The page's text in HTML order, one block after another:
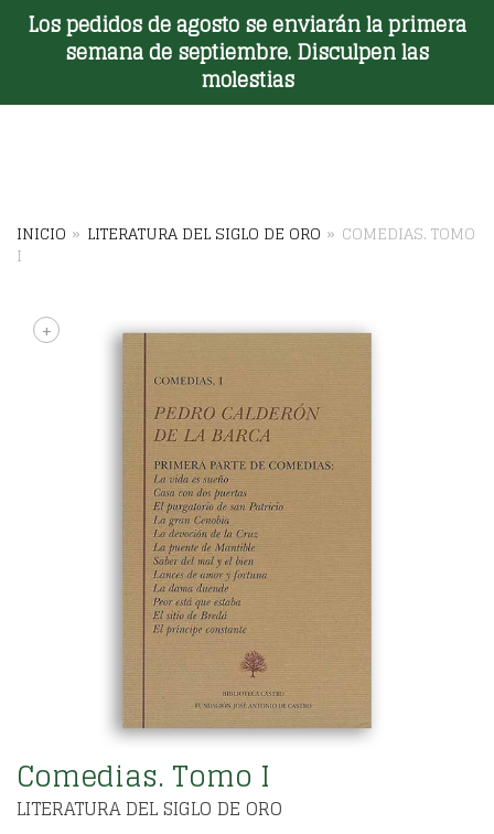
Los pedidos de agosto se enviarán la primera
semana de septiembre. Disculpen las
molestias
Toggle Menu
INICIO » LITERATURA DEL SIGLO DE ORO » COMEDIAS. TOMO
I
+
Comedias. Tomo I
LITERATURA DEL SIGLO DE ORO